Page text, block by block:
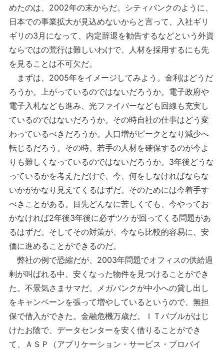
めたのは、2002年の末からだ。シティバンクのように、
日本での事業拡大が見込めないからと言って、入社ギリ
ギリの3月になって、内定辞退を勧告するなどという外資
ならではの荒行は難しいわけで、人材を採用するにも先
を見ることは不可欠だ。
まずは、2005年をイメージしてみよう。金利はどうだ
ろうか。上がっているのではないだろうか。電子政府や
電子入札なども進み、光ファイバーなども回線も充実し
ているのではないだろうか。その時自社の仕事はどう変
わっているべきだろうか。人口増がピークとなり減少へ
転じるだろう。その時、若手の人材を確保するのが今よ
りも難しくなっているのではないだろうか。3年後どうな
っているかを考えただけで、今、何をしなければならな
いかがかなり見えてくるはずだ。そのためには今着手す
べきことがある。目先どんなに苦しくても、今やってお
かなければ2年後3年後に必ずツケが回ってくる問題があ
るはずだ。そしてその対策が、今なら比較的容易に、安
価に進めることができるのだ。
弊社の例で恐縮だが、2003年問題でオフィスの供給過
剰が叫ばれる中、安くなった物件を見つけることができ
た。不景気さまサマだ。メガバンクが中小への貸し出し
をキャンペーンを張って増やしているというので、無担
保で借入ができた。金融危機万歳だ。ＩＴバブルがはじ
けたお陰で、データセンターを安く借りることができ
て、ＡＳＰ（アプリケーション・サービス・プロバイ